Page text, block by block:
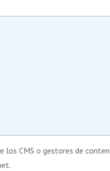
los CMS o gestores de